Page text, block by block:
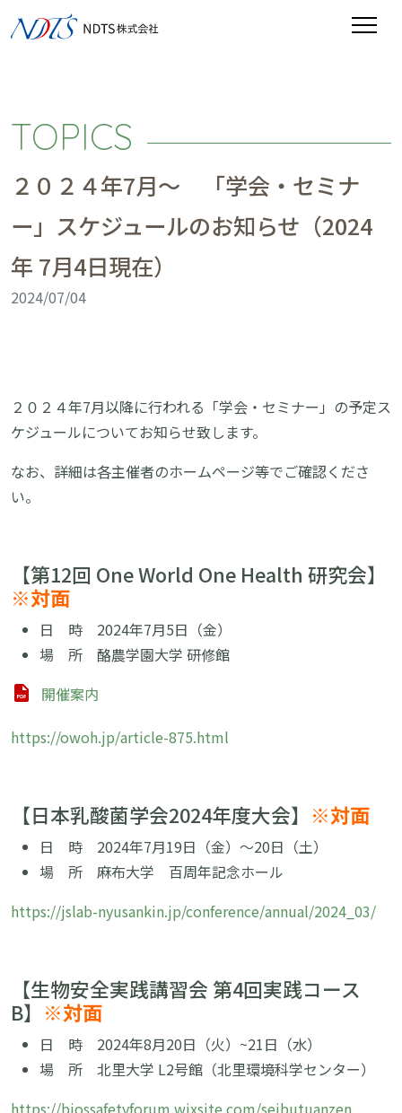
TOPICS
２０２４年7月〜 「学会・セミナ
ー」スケジュールのお知らせ（2024
年 7月4日現在）
2024/07/04
２０２４年7月以降に行われる「学会・セミナー」の予定ス
ケジュールについてお知らせ致します。
なお、詳細は各主催者のホームページ等でご確認くださ
い。
【第12回 One World One Health 研究会】
※対面
日 時 2024年7月5日（金）
場 所 酪農学園大学 研修館
開催案内
https://owoh.jp/article-875.html
【日本乳酸菌学会2024年度大会】 ※対面
日 時 2024年7月19日（金）〜20日（土）
場 所 麻布大学 百周年記念ホール
https://jslab-nyusankin.jp/conference/annual/2024_03/
【生物安全実践講習会 第4回実践コース
B】 ※対面
日 時 2024年8月20日（火）~21日（水）
場 所 北里大学 L2号館（北里環境科学センター）
https://biossafetyforum.wixsite.com/seibutuanzen